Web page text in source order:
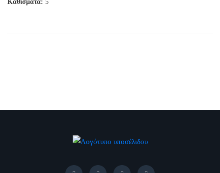
Καθίσματα: 5